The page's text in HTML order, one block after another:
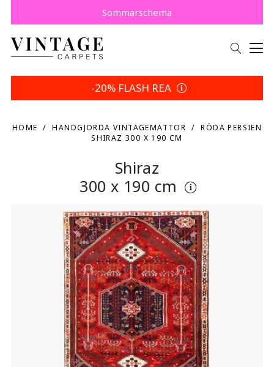
Spara 5 % | Dina returvillkor
Köp nu, betala senare med Klarna.
Sommarschema
-20% FLASH REA
HOME HANDGJORDA VINTAGEMATTOR
RÖDA PERSIEN
SHIRAZ 300 X 190 CM
Shiraz
300 x 190 cm